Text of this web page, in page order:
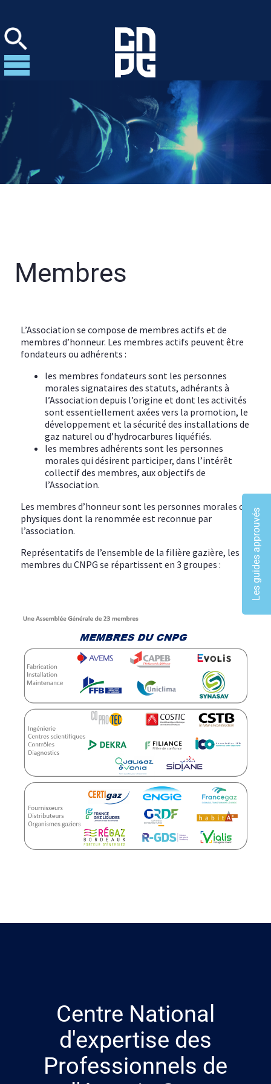
Les guides approuvés
Membres
L’Association se compose de membres actifs et de
membres d’honneur. Les membres actifs peuvent être
fondateurs ou adhérents :
les membres fondateurs sont les personnes
morales signataires des statuts, adhérants à
l’Association depuis l’origine et dont les activités
sont essentiellement axées vers la promotion, le
développement et la sécurité des installations de
gaz naturel ou d’hydrocarbures liquéfiés.
les membres adhérents sont les personnes
morales qui désirent participer, dans l’intérêt
collectif des membres, aux objectifs de
l’Association.
Les membres d’honneur sont les personnes morales ou
physiques dont la renommée est reconnue par
l’association.
Représentatifs de l’ensemble de la filière gazière, les
membres du CNPG se répartissent en 3 groupes :
Centre National
d'expertise des
Professionnels de